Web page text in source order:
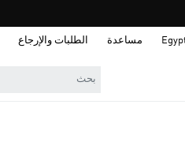
مساعدة الطلبات والإرجاع